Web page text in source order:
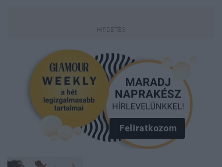
Feliratkozom